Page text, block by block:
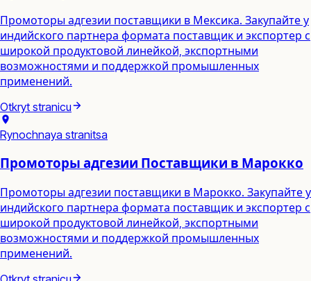
Промоторы адгезии поставщики в Мексика. Закупайте у
индийского партнера формата поставщик и экспортер с
широкой продуктовой линейкой, экспортными
возможностями и поддержкой промышленных
применений.
Otkryt stranicu
Rynochnaya stranitsa
Промоторы адгезии Поставщики в Марокко
Промоторы адгезии поставщики в Марокко. Закупайте у
индийского партнера формата поставщик и экспортер с
широкой продуктовой линейкой, экспортными
возможностями и поддержкой промышленных
применений.